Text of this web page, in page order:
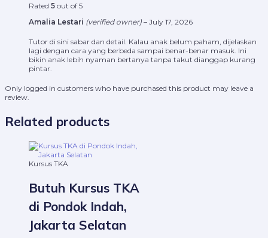
Rated 5 out of 5
Amalia Lestari (verified owner) – July 17, 2026
Tutor di sini sabar dan detail. Kalau anak belum paham, dijelaskan
lagi dengan cara yang berbeda sampai benar-benar masuk. Ini
bikin anak lebih nyaman bertanya tanpa takut dianggap kurang
pintar.
Only logged in customers who have purchased this product may leave a
review.
Related products
Kursus TKA
Butuh Kursus TKA
di Pondok Indah,
Jakarta Selatan